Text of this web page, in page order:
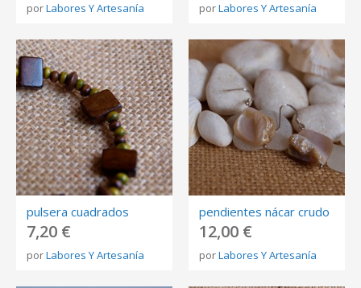
porLabores Y Artesanía porLabores Y Artesanía
pulsera cuadrados
7,20 €
porLabores Y Artesanía
pendientes nácar crudo
12,00 €
porLabores Y Artesanía